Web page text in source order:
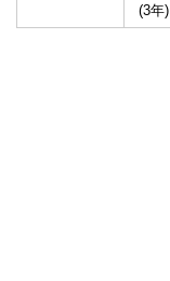
(3年)